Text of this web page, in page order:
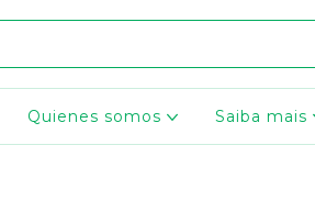
Quienes somos Saiba mais